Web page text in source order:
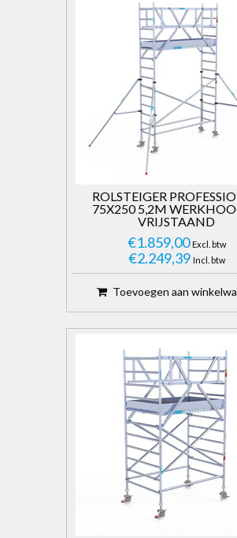
ROLSTEIGER
75X250 5,2M
VRIJSTAAND
€1.859,00 Excl. btw
€2.249,39 Incl. btw
Toevoegen aan